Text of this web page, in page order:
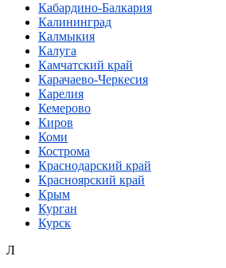
Кабардино-Балкария
Калининград
Калмыкия
Калуга
Камчатский край
Карачаево-Черкесия
Карелия
Кемерово
Киров
Коми
Кострома
Краснодарский край
Красноярский край
Крым
Курган
Курск
Л